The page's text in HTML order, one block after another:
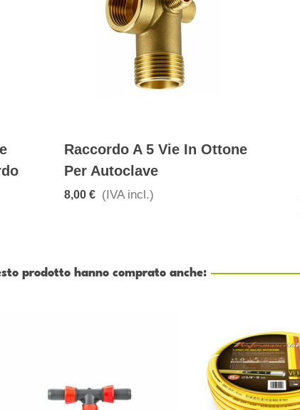
Raccordo A 5 Vie In Ottone
Per Autoclave
8,00 € (IVA incl.)
prodotto hanno comprato anche: